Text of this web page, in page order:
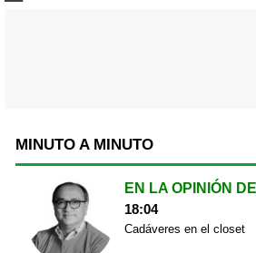
MINUTO A MINUTO
EN LA OPINIÓN DE
18:04
Cadáveres en el closet